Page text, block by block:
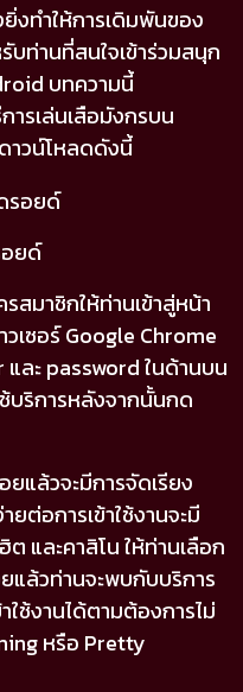
ทำให้การเดิมพันของ
ท่านที่สนใจเข้าร่วมสนุก
บทความนี้
การเล่นเสือมังกรบน
าวน์โหลดดังนี้
ยด์
สมาชิกให้ท่านเข้าสู่หน้า
เซอร์ Google Chrome
ละ password ในด้านบน
ช้บริการหลังจากนั้นกด
ยแล้วจะมีการจัดเรียง
ต่อการเข้าใช้งานจะมี
และคาสิโน ให้ท่านเลือก
แล้วท่านจะพบกับบริการ
ใช้งานได้ตามต้องการไม่
หรือ Pretty